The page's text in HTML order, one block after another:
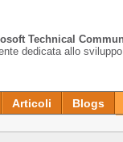
Technical
dedicata allo
Articoli Blogs